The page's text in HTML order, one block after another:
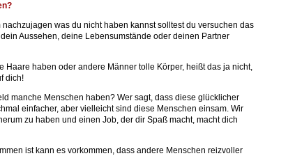
was du nicht haben kannst solltest du versuchen das
Aussehen, deine Lebensumstände oder deinen Partner
Haare haben oder andere Männer tolle Körper, heißt das ja nicht,
dich!
manche Menschen haben? Wer sagt, dass diese glücklicher
einfacher, aber vielleicht sind diese Menschen einsam. Wir
zu haben und einen Job, der dir Spaß macht, macht dich
ist kann es vorkommen, dass andere Menschen reizvoller